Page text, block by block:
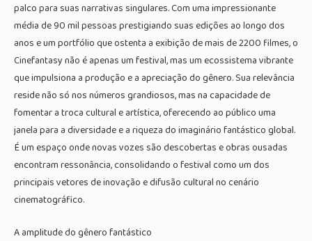
palco para suas narrativas singulares. Com uma impressionante
média de 90 mil pessoas prestigiando suas edições ao longo dos
anos e um portfólio que ostenta a exibição de mais de 2200 filmes, o
Cinefantasy não é apenas um festival, mas um ecossistema vibrante
que impulsiona a produção e a apreciação do gênero. Sua relevância
reside não só nos números grandiosos, mas na capacidade de
fomentar a troca cultural e artística, oferecendo ao público uma
janela para a diversidade e a riqueza do imaginário fantástico global.
É um espaço onde novas vozes são descobertas e obras ousadas
encontram ressonância, consolidando o festival como um dos
principais vetores de inovação e difusão cultural no cenário
cinematográfico.
A amplitude do gênero fantástico